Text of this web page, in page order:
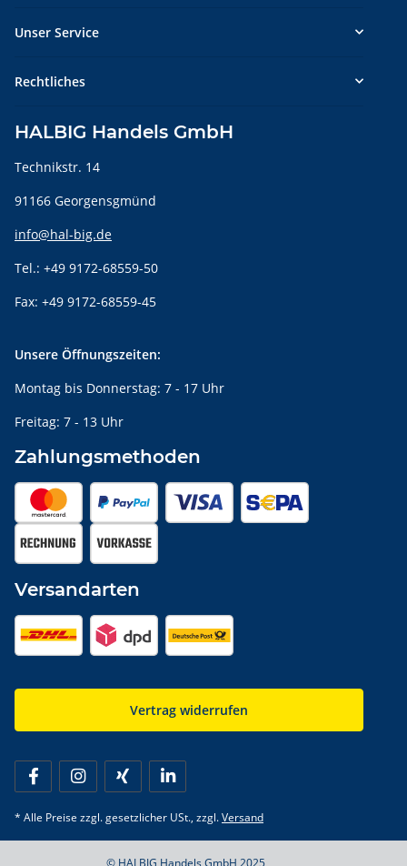
Unser Service
Rechtliches
HALBIG Handels GmbH
Technikstr. 14
91166 Georgensgmünd
info@hal-big.de
Tel.: +49 9172-68559-50
Fax: +49 9172-68559-45
Unsere Öffnungszeiten:
Montag bis Donnerstag: 7 - 17 Uhr
Freitag: 7 - 13 Uhr
Zahlungsmethoden
Versandarten
Vertrag widerrufen
* Alle Preise zzgl. gesetzlicher USt., zzgl.Versand
© HALBIG Handels GmbH 2025